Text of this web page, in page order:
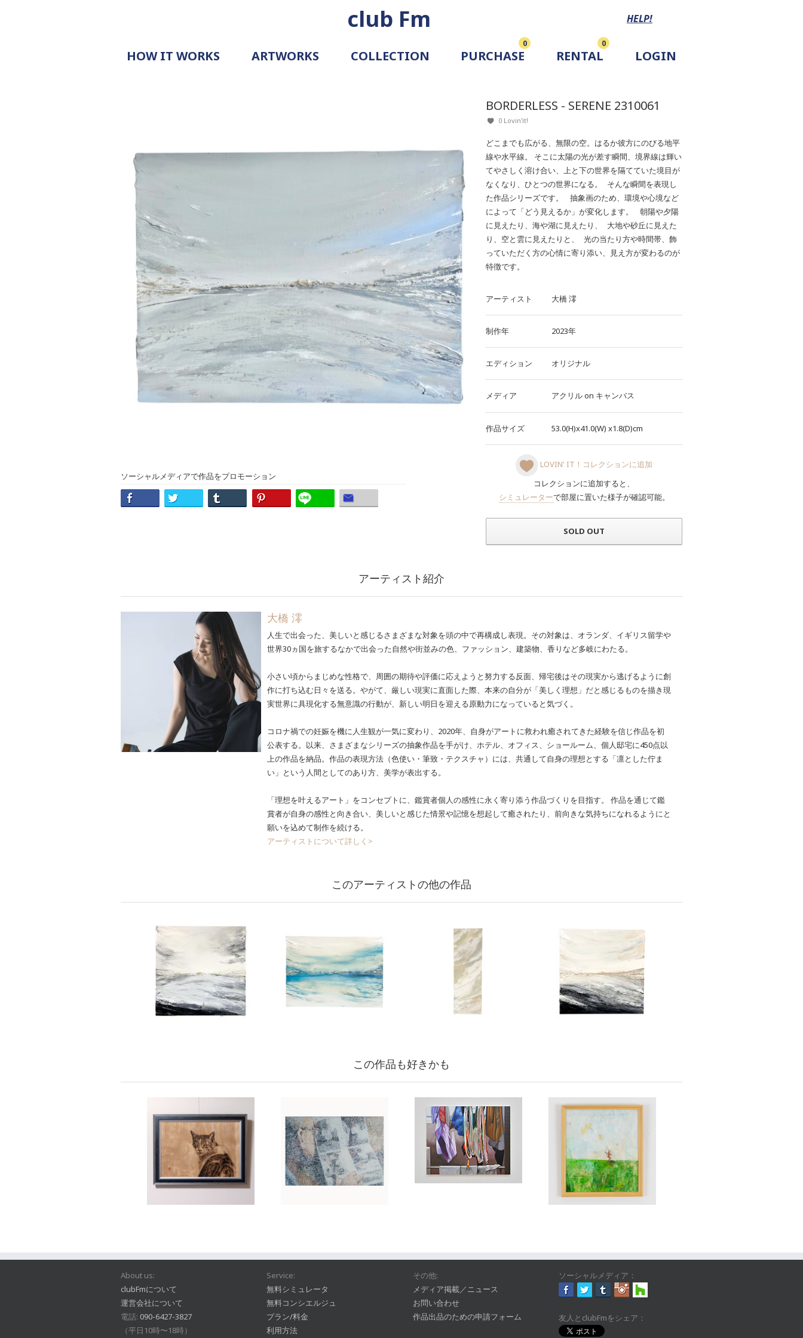
club Fm HELP!
HOW IT WORKS
DOCUMENT
ARTWORKS
COLLECTION
PURCHASE
0
RENTAL
0
LOGIN
ソーシャルメディアで作品をプロモーション
BORDERLESS - SERENE 2310061
0 Lovin'it!
どこまでも広がる、無限の空。はるか彼方にのびる地平
線や水平線。 そこに太陽の光が差す瞬間、境界線は輝い
てやさしく溶け合い、上と下の世界を隔てていた境目が
なくなり、ひとつの世界になる。 そんな瞬間を表現し
た作品シリーズです。 抽象画のため、環境や心境など
によって「どう見えるか」が変化します。 朝陽や夕陽
に見えたり、海や湖に見えたり、 大地や砂丘に見えた
り、空と雲に見えたりと、 光の当たり方や時間帯、飾
っていただく方の心情に寄り添い、見え方が変わるのが
特徴です。
アーティスト 大橋 澪
制作年 2023年
エディション オリジナル
メディア アクリルon キャンバス
作品サイズ 53.0(H)x41.0(W) x1.8(D)cm
LOVIN' IT！コレクションに追加
コレクションに追加すると、
シミュレーターで部屋に置いた様子が確認可能。
SOLD OUT
アーティスト紹介
大橋 澪
人生で出会った、美しいと感じるさまざまな対象を頭の中で再構成し表現。その対象は、オランダ、イギリス留学や
世界30ヵ国を旅するなかで出会った自然や街並みの色、ファッション、建築物、香りなど多岐にわたる。
小さい頃からまじめな性格で、周囲の期待や評価に応えようと努力する反面、帰宅後はその現実から逃げるように創
作に打ち込む日々を送る。やがて、厳しい現実に直面した際、本来の自分が「美しく理想」だと感じるものを描き現
実世界に具現化する無意識の行動が、新しい明日を迎える原動力になっていると気づく。
コロナ禍での妊娠を機に人生観が一気に変わり、2020年、自身がアートに救われ癒されてきた経験を信じ作品を初
公表する。以来、さまざまなシリーズの抽象作品を手がけ、ホテル、オフィス、ショールーム、個人邸宅に450点以
上の作品を納品。作品の表現方法（色使い・筆致・テクスチャ）には、共通して自身の理想とする「凛とした佇ま
い」という人間としてのあり方、美学が表出する。
「理想を叶えるアート」をコンセプトに、鑑賞者個人の感性に永く寄り添う作品づくりを目指す。 作品を通じて鑑
賞者が自身の感性と向き合い、美しいと感じた情景や記憶を想起して癒されたり、前向きな気持ちになれるようにと
願いを込めて制作を続ける。
アーティストについて詳しく>
このアーティストの他の作品
この作品も好きかも
About us:
clubFmについて
運営会社について
電話: 090-6427-3827
（平日10時〜18時）
Service:
無料シミュレータ
無料コンシエルジュ
プラン/料金
利用方法
その他:
メディア掲載／ニュース
お問い合わせ
作品出品のための申請フォーム
ソーシャルメディア：
友人とclubFmをシェア：